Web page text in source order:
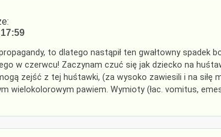
to dlatego nastąpił ten gwałtowny spadek
w czerwcu! Zaczynam czuć się jak dziecko na
zejść z tej huśtawki, (za wysoko zawiesili i na siłę
wielokolorowym pawiem. Wymioty (łac. vomitus,